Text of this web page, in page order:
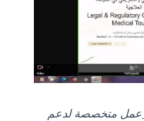
متخصصة لدعم